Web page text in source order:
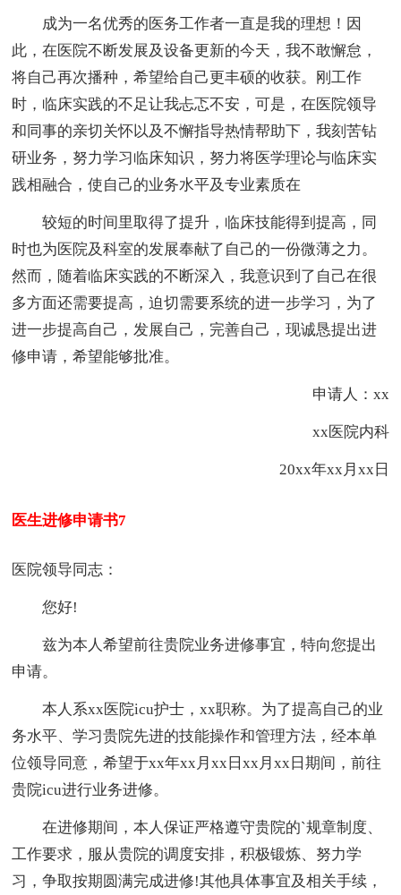
成为一名优秀的医务工作者一直是我的理想！因
此，在医院不断发展及设备更新的今天，我不敢懈怠，
将自己再次播种，希望给自己更丰硕的收获。刚工作
时，临床实践的不足让我忐忑不安，可是，在医院领导
和同事的亲切关怀以及不懈指导热情帮助下，我刻苦钻
研业务，努力学习临床知识，努力将医学理论与临床实
践相融合，使自己的业务水平及专业素质在
较短的时间里取得了提升，临床技能得到提高，同
时也为医院及科室的发展奉献了自己的一份微薄之力。
然而，随着临床实践的不断深入，我意识到了自己在很
多方面还需要提高，迫切需要系统的进一步学习，为了
进一步提高自己，发展自己，完善自己，现诚恳提出进
修申请，希望能够批准。
申请人：xx
xx医院内科
20xx年xx月xx日
医生进修申请书7
医院领导同志：
您好!
兹为本人希望前往贵院业务进修事宜，特向您提出
申请。
本人 系xx医院icu护士，xx职称。为了提高自己的业
务水平、学习贵院先进的技能操作和管理方法，经本单
位领导同意，希望于xx年xx月xx日xx月xx日期间，前往
贵院icu进行业务进修。
在进修期间，本人保证严格遵守贵院的`规章制度、
工作要求，服从贵院的调度安排，积极锻炼、努力学
习，争取按期圆满完成进修!其他具体事宜及相关手续，